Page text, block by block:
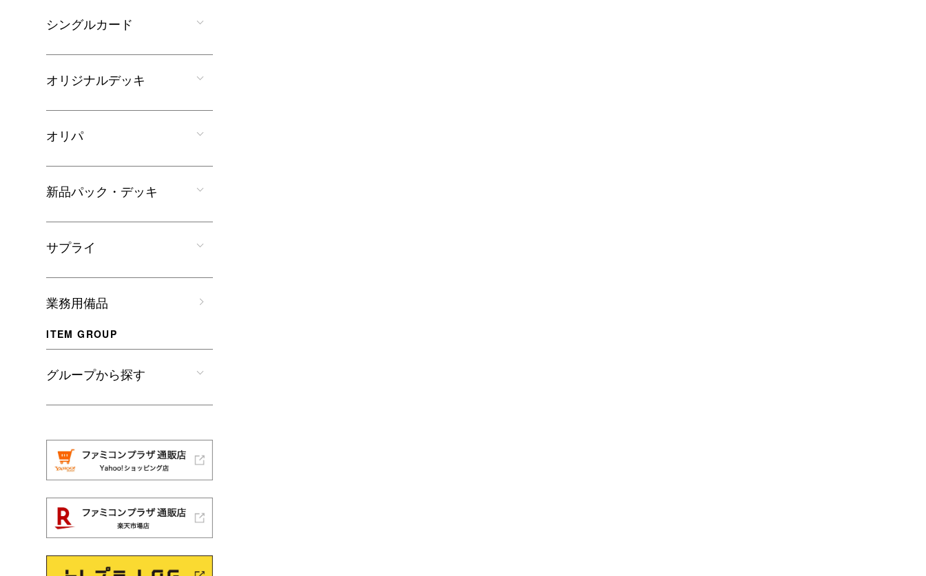
シングルカード
オリジナルデッキ
オリパ
新品パック・デッキ
サプライ
業務用備品
ITEM GROUP
グループから探す